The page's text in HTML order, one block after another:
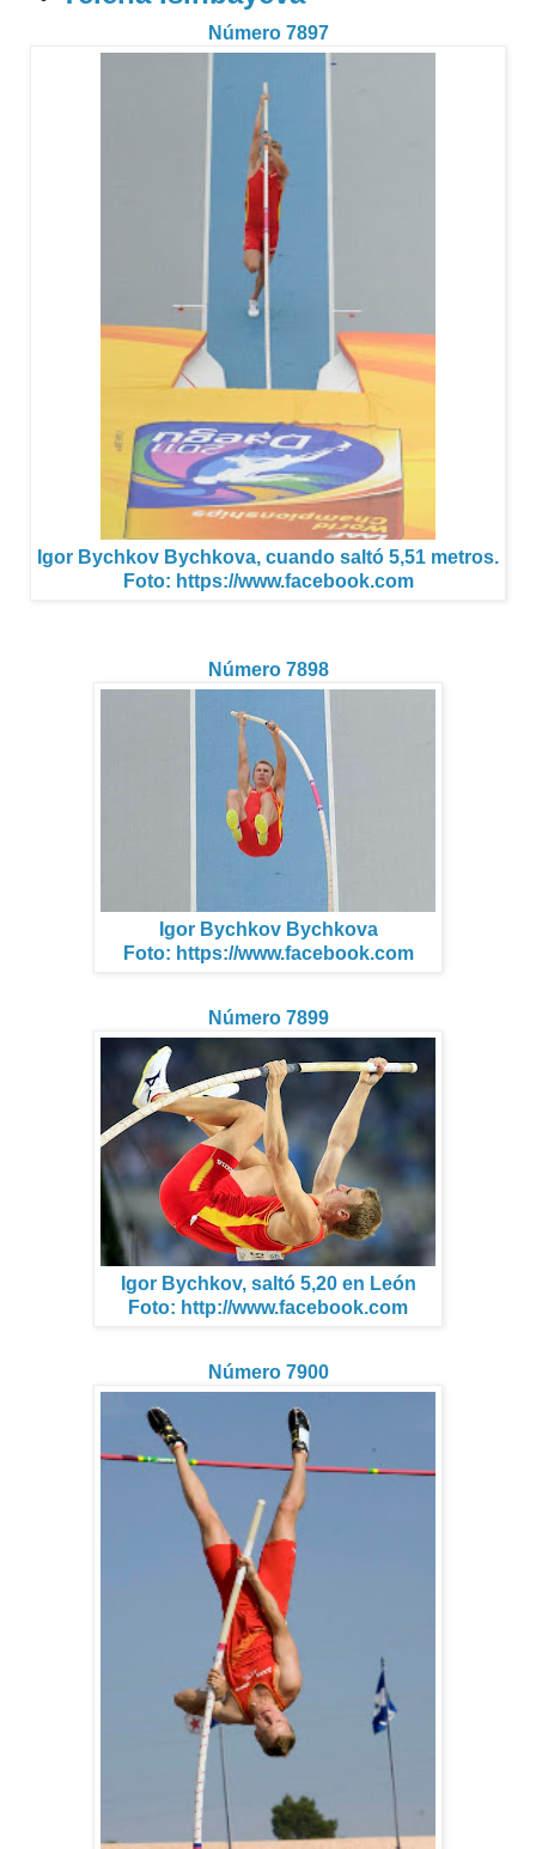
Número 7897
Igor Bychkov Bychkova, cuando saltó 5,51 metros.
Foto: https://www.facebook.com
Número 7898
Igor Bychkov Bychkova
Foto: https://www.facebook.com
Número 7899
Igor Bychkov, saltó 5,20 en León
Foto: http://www.facebook.com
Número 7900